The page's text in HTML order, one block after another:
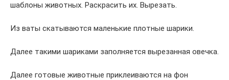
шаблоны животных. Раскрасить их. Вырезать.
Из ваты скатываются маленькие плотные шарики.
Далее такими шариками заполняется вырезанная овечка.
Далее готовые животные приклеиваются на фон